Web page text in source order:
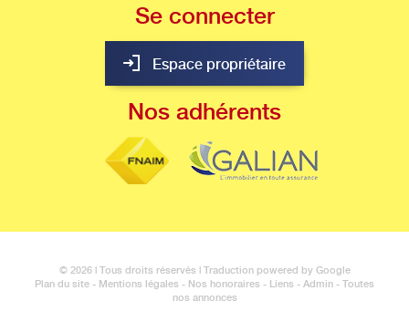
Se connecter
Espace propriétaire
Nos adhérents
© 2026 | Tous droits réservés | Traduction powered by Google
Plan du site - Mentions légales - Nos honoraires - Liens - Admin - Toutes
nos annonces